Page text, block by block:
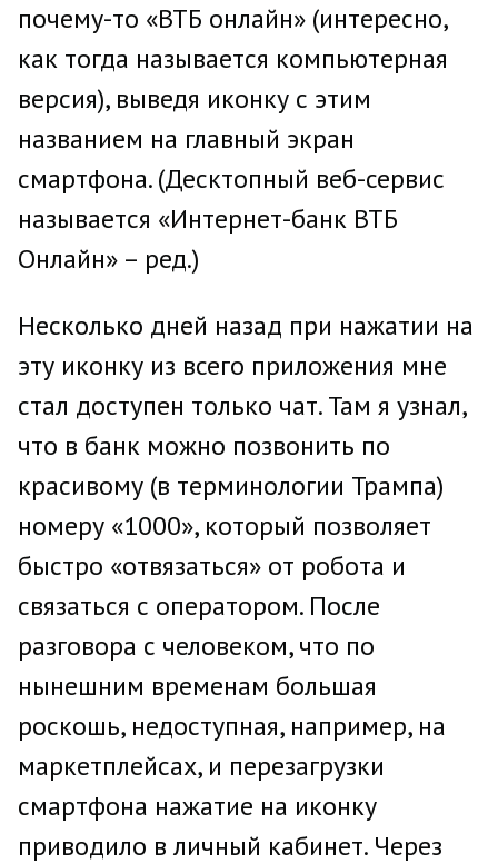
почему-то «ВТБ онлайн» (интересно,
как тогда называется компьютерная
версия), выведя иконку с этим
названием на главный экран
смартфона. (Десктопный веб-сервис
называется «Интернет-банк ВТБ
Онлайн» – ред.)
Несколько дней назад при нажатии на
эту иконку из всего приложения мне
стал доступен только чат. Там я узнал,
что в банк можно позвонить по
красивому (в терминологии Трампа)
номеру «1000», который позволяет
быстро «отвязаться» от робота и
связаться с оператором. После
разговора с человеком, что по
нынешним временам большая
роскошь, недоступная, например, на
маркетплейсах, и перезагрузки
смартфона нажатие на иконку
приводило в личный кабинет. Через